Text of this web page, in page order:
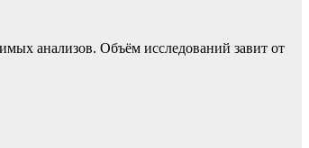
анализов. Объём исследований завит от